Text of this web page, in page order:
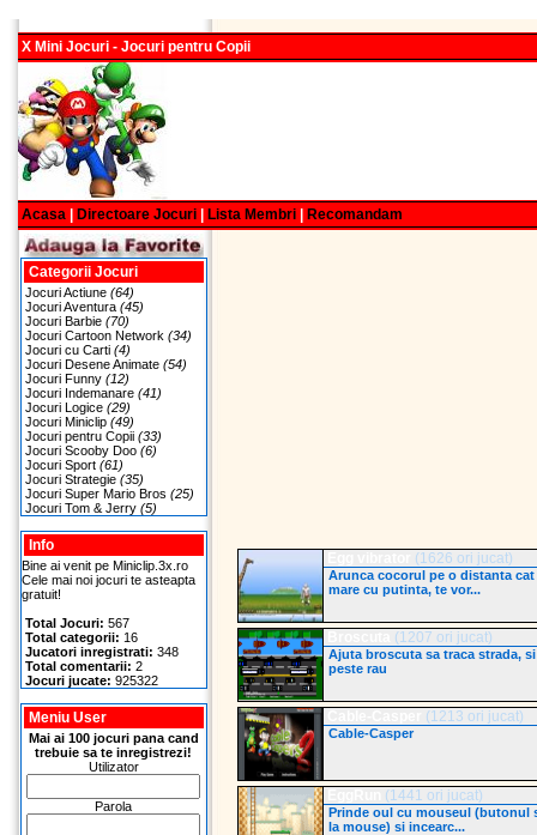
X Mini Jocuri - Jocuri pentru Copii
Acasa Directoare Jocuri Lista Membri Recomandam
Categorii Jocuri
Jocuri Actiune (64)
Jocuri Aventura (45)
Jocuri Barbie (70)
Jocuri Cartoon Network (34)
Jocuri cu Carti (4)
Jocuri Desene Animate (54)
Jocuri Funny (12)
Jocuri Indemanare (41)
Jocuri Logice (29)
Jocuri Miniclip (49)
Jocuri pentru Copii (33)
Jocuri Scooby Doo (6)
Jocuri Sport (61)
Jocuri Strategie (35)
Jocuri Super Mario Bros (25)
Jocuri Tom & Jerry (5)
Info
Bine ai venit pe Miniclip.3x.ro
Cele mai noi jocuri te asteapta
gratuit!
Total Jocuri: 567
Total categorii: 16
Jucatori inregistrati: 348
Total comentarii: 2
Jocuri jucate: 925322
Meniu User
Mai ai 100 jocuri pana cand
trebuie sa te inregistrezi!
Utilizator
Parola
(1626 ori jucat)
Arunca cocorul pe o distanta cat
mare cu putinta, te vor...
(1207 ori jucat)
Ajuta broscuta sa traca strada, si
peste rau
(1213 ori jucat)
Cable-Casper
(1441 ori jucat)
Prinde oul cu mouseul (butonul
la mouse) si incearc...